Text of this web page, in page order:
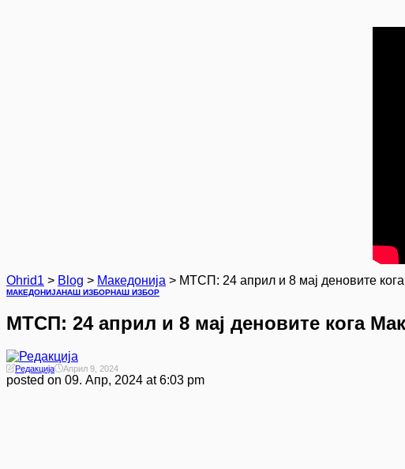
Ohrid1 > Blog > Македонија > МТСП: 24 април и 8 мај деновите
МАКЕДОНИЈАНАШ ИЗБОРНАШ ИЗБОР
МТСП: 24 април и 8 мај деновите кога
Редакција Април 9, 2024
posted on 09. Апр, 2024 at 6:03 pm